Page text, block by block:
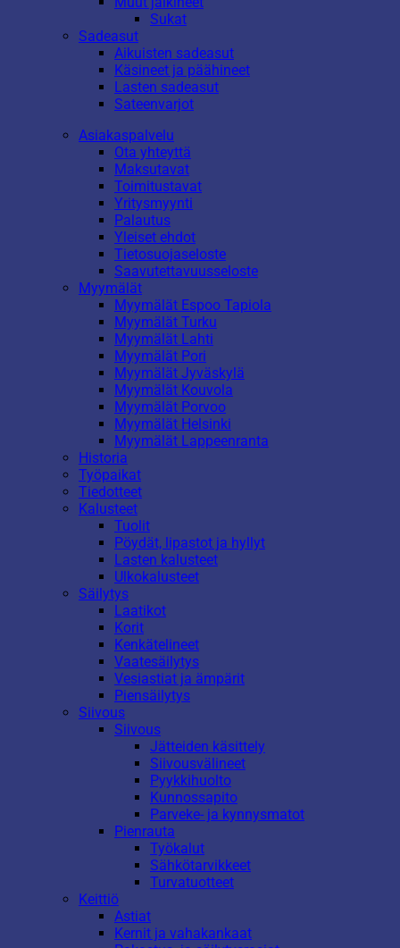
Sukat
Sadeasut
Aikuisten sadeasut
Käsineet ja päähineet
Lasten sadeasut
Sateenvarjot
Asiakaspalvelu
Ota yhteyttä
Maksutavat
Toimitustavat
Yritysmyynti
Palautus
Yleiset ehdot
Tietosuojaseloste
Saavutettavuusseloste
Myymälät
Myymälät Espoo Tapiola
Myymälät Turku
Myymälät Lahti
Myymälät Pori
Myymälät Jyväskylä
Myymälät Kouvola
Myymälät Porvoo
Myymälät Helsinki
Myymälät Lappeenranta
Historia
Työpaikat
Tiedotteet
Kalusteet
Tuolit
Pöydät, lipastot ja hyllyt
Lasten kalusteet
Ulkokalusteet
Säilytys
Laatikot
Korit
Kenkätelineet
Vaatesäilytys
Vesiastiat ja ämpärit
Piensäilytys
Siivous
Siivous
Jätteiden käsittely
Siivousvälineet
Pyykkihuolto
Kunnossapito
Parveke- ja kynnysmatot
Pienrauta
Työkalut
Sähkötarvikkeet
Turvatuotteet
Keittiö
Astiat
Kernit ja vahakankaat